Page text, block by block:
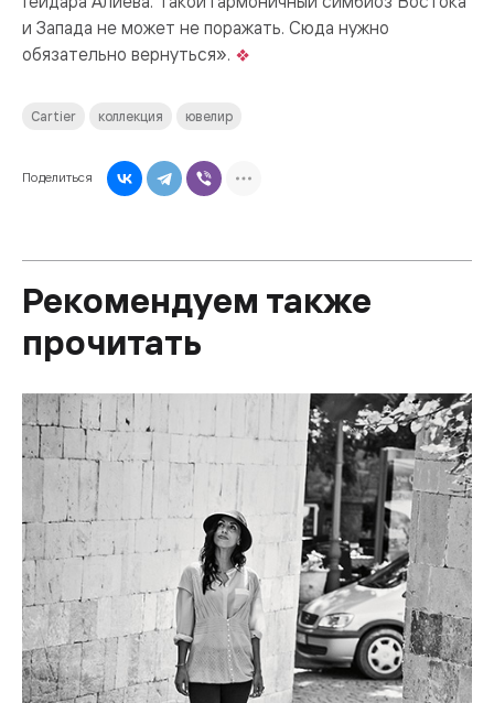
и Запада не может не поражать. Сюда нужно
обязательно вернуться».
Cartier коллекция ювелир
Поделиться
Рекомендуем также
прочитать